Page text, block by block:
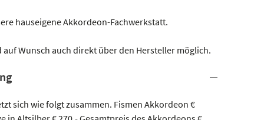
hauseigene Akkordeon-Fachwerkstatt.
auf Wunsch auch direkt über den Hersteller möglich.
sich wie folgt zusammen. Fismen Akkordeon €